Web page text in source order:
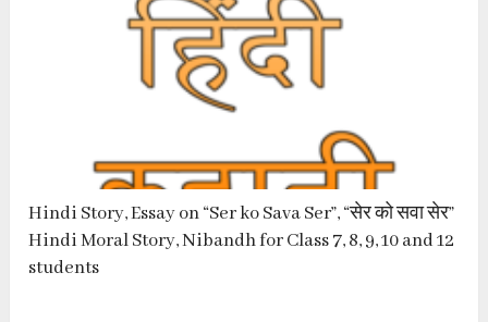
Hindi Story, Essay on “Ser ko Sava Ser”, “सेर को सवा सेर”
Hindi Moral Story, Nibandh for Class 7, 8, 9, 10 and 12
students